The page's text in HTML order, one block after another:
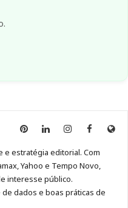
Anny
no
Pinterest
Anny
no
LinkedIn
Anny
no
Instagram
Anny
no
Facebook
Site
estratégia editorial. Com
Yahoo e Tempo Novo,
interesse público.
dados e boas práticas de